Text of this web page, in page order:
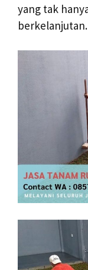
yang tak
berkelanjutan.